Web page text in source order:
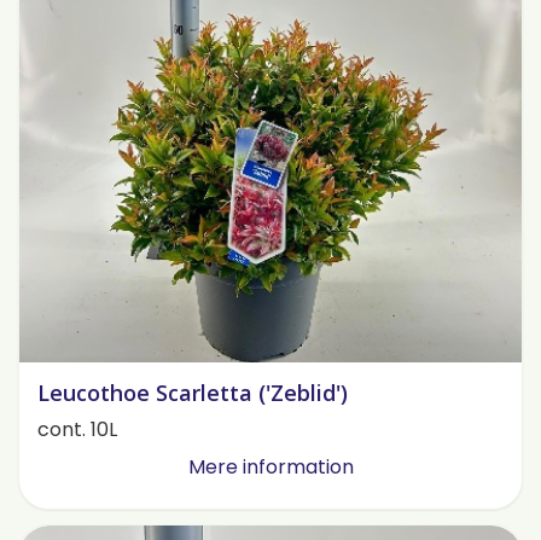
Leucothoe Scarletta ('Zeblid')
cont. 10L
Mere information